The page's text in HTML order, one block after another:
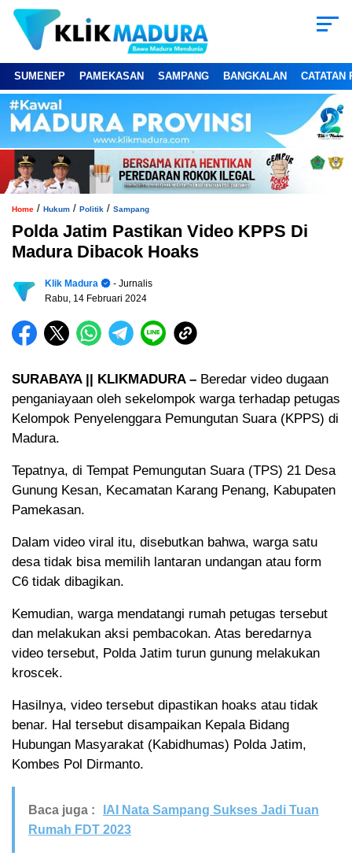
SUMENEP PAMEKASAN SAMPANG BANGKALAN CATATAN
Home / Hukum / Politik / Sampang
Polda Jatim Pastikan Video KPPS Di
Madura Dibacok Hoaks
Klik Madura
- Jurnalis
Rabu, 14 Februari 2024
SURABAYA || KLIKMADURA – Beredar video dugaan
penganiayaan oleh sekelompok warga terhadap petugas
Kelompok Penyelenggara Pemungutan Suara (KPPS) di
Madura.
Tepatnya, di Tempat Pemungutan Suara (TPS) 21 Desa
Gunung Kesan, Kecamatan Karang Penang, Kabupaten
Pamekasan.
Dalam video viral itu, disebutkan bahwa, warga satu
desa tidak bisa memilih lantaran undangan atau form
C6 tidak dibagikan.
Kemudian, warga mendatangi rumah petugas tersebut
dan melakukan aksi pembacokan. Atas beredarnya
video tersebut, Polda Jatim turun gunung melakukan
kroscek.
Hasilnya, video tersebut dipastikan hoaks atau tidak
benar. Hal tersebut disampaikan Kepala Bidang
Hubungan Masyarakat (Kabidhumas) Polda Jatim,
Kombes Pol Dirmanto.
Baca juga :
IAI Nata Sampang Sukses Jadi Tuan
Rumah FDT 2023